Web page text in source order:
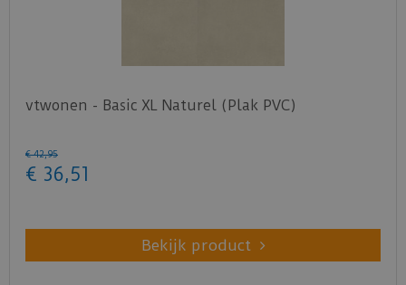
vtwonen - Basic XL Naturel (Plak PVC)
€ 42,95
€ 36,51
Bekijk product